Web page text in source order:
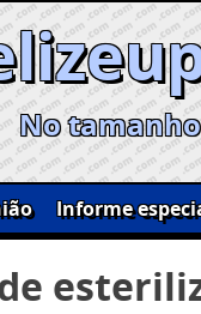
No
Informe